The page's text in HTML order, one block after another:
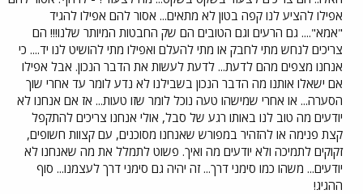
אפילו להציע לנו קפה בטון לא מתאים... אסור להם אפילו להגיד
"אמא".... גם הרעים וגם הטובים הם שק החבטות המיותר שלנו!!! הם
צריכים לנחש מתי לחבק או מתי להעלם ואפילו מתי להושיט לנו יד.... כי
אנחנו מצפים מהם לדעת... לדעת לעשות את הדבר הנכון. אבל אפילו
אם ישאלו אותנו מה הדבר הנכון בשבילנו לא נדע לומר עד אחרי שוך
הסערה... או אחרי שמישהו טעה נוכל לומר שזו טעות... אז אם אנחנו לא
יודעים מה טוב לנו באותו רגע של סבל, אולי אנחנו צריכים להתקפל
קצת פנימה או להזהיר במפורש שאנחנו מסוכנים, עם קצוות חשופים,
זקוקים לתמיכה ולא יודעים מה ואיך. פשוט לתמלל את מה שאנחנו לא
יודעים... משהו כמו סימני דרך... זה יהיה גם סימני דרך לעצמנו... סוף
ההגיג!